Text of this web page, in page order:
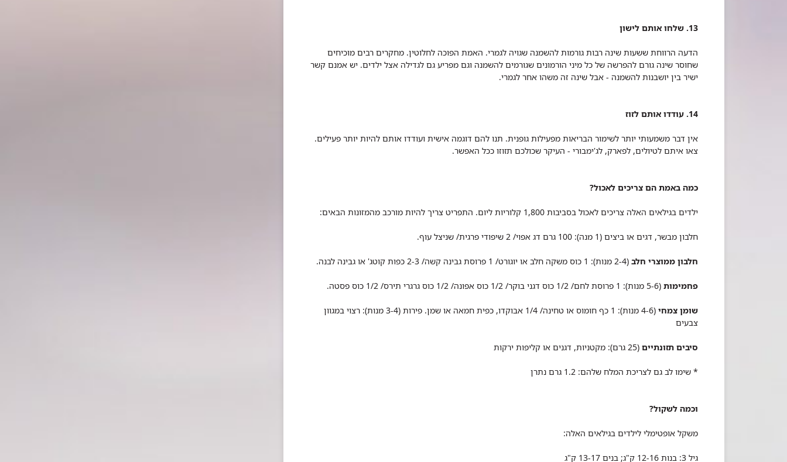
13. שלחו אותם לישון
הדעה הרווחת ששעות שינה רבות גורמות להשמנה שגויה לגמרי. האמת הפוכה לחלוטין. מחקרים רבים מוכיחים
שחוסר שינה גורם להפרשה של כל מיני הורמונים שגורמים להשמנה וגם מפריע גם לגדילה אצל ילדים. יש אמנם קשר
ישיר בין יושבנות להשמנה - אבל שינה זה משהו אחר לגמרי.
14. עודדו אותם לזוז
אין דבר משמעותי יותר לשימור הבריאות מפעילות גופנית. תנו להם דוגמה אישית ועודדו אותם להיות יותר פעילים.
צאו איתם לטיולים, לפארק, לג'ימבורי - העיקר שכולכם תזוזו ככל האפשר.
כמה באמת הם צריכים לאכול?
ילדים בגילאים האלה צריכים לאכול בסביבות 1,800 קלוריות ליום. התפריט צריך להיות מורכב מהמזונות הבאים:
חלבון מבשר, דגים או ביצים (1 מנה): 100 גרם דג אפוי/ 2 שיפודי פרגית/ שניצל עוף.
חלבון ממוצרי חלב (2-4 מנות): 1 כוס משקה חלב או יוגורט/ 1 פרוסת גבינה קשה/ 2-3 כפות קוטג' או גבינה לבנה.
פחמימות (5-6 מנות): 1 פרוסת לחם/ 1/2 כוס דגני בוקר/ 1/2 כוס אפונה/ 1/2 כוס גרגרי תירס/ 1/2 כוס פסטה.
שומן צמחי
(4-6 מנות): 1 כף חומוס או טחינה/ 1/4 אבוקדו, כפית חמאה או שמן. פירות (3-4 מנות): רצוי במגוון
צבעים
סיבים תזונתיים (25 גרם): מקטניות, דגנים או קליפות ירקות
* שימו לב גם לצריכת המלח שלהם: 1.2 גרם נתרן
וכמה לשקול?
משקל אופטימלי לילדים בגילאים האלה:
גיל 3: בנות 12-16 ק"ג; בנים 13-17 ק"ג